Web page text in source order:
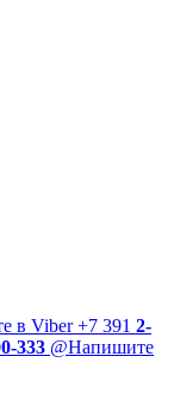
в Viber +7 391 2-
333 @Напишите